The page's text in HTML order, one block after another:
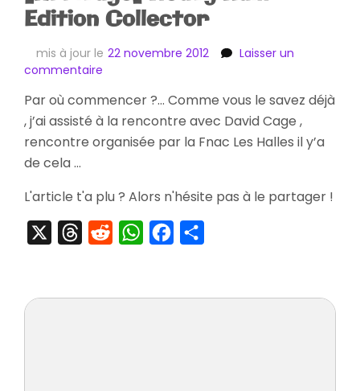
Edition Collector
mis à jour le 22 novembre 2012
Laisser un
commentaire
Heavy
Rain
Edition
Collector
Par où commencer ?… Comme vous le savez déjà
, j’ai assisté à la rencontre avec David Cage ,
rencontre organisée par la Fnac Les Halles il y’a
de cela …
L'article t'a plu ? Alors n'hésite pas à le partager !
ThreadsRedditWhatsAppFacebook